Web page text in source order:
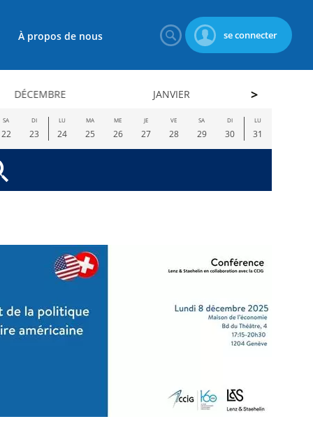
se connecter
À propos de nous
DÉCEMBRE JANVIER
SA
22
DI
23
LU
24
MA
25
ME
26
JE
27
VE
28
SA
29
DI
30
LU
31